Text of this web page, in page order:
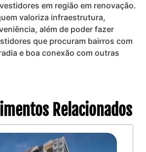
em região em renovação.
valoriza infraestrutura,
além de poder fazer
que procuram bairros com
e boa conexão com outras
Relacionados